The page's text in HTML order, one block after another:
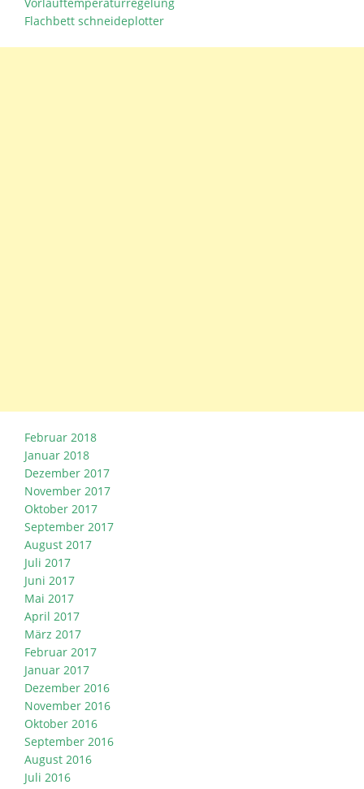
Flachbett schneideplotter
Februar 2018
Januar 2018
Dezember 2017
November 2017
Oktober 2017
September 2017
August 2017
Juli 2017
Juni 2017
Mai 2017
April 2017
März 2017
Februar 2017
Januar 2017
Dezember 2016
November 2016
Oktober 2016
September 2016
August 2016
Juli 2016